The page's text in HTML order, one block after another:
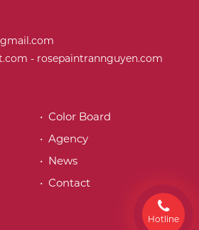
- rosepaintrannguyen.com
• Color Board
• Agency
• News
• Contact
Hotline